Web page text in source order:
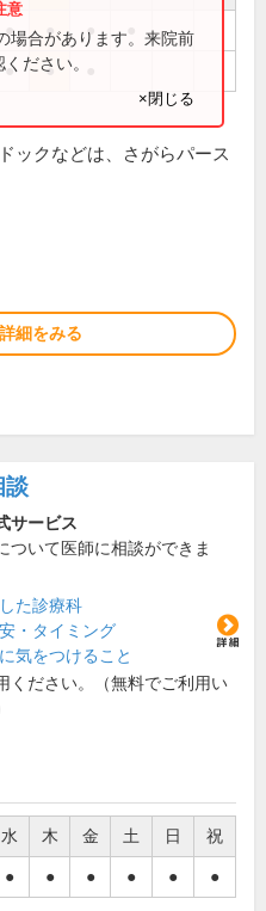
● ● ●
● ●
場合があります。来院前
ださい。
×閉じる
ックなどは、さがらパース
細をみる
談
サービス
ついて医師に相談ができま
た診療科
・タイミング
気をつけること
ください。（無料でご利用い
水 木 金 土 日 祝
● ● ● ● ● ●